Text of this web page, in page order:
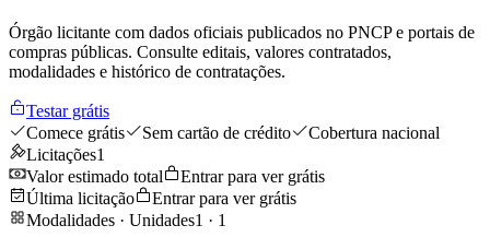
Órgão licitante com dados oficiais publicados no PNCP e portais de
compras públicas. Consulte editais, valores contratados,
modalidades e histórico de contratações.
Testar grátis
Comece grátis
Sem cartão de crédito
Cobertura nacional
Licitações1
Valor estimado total
Entrar para ver grátis
Última licitação
Entrar para ver grátis
Modalidades · Unidades1 · 1